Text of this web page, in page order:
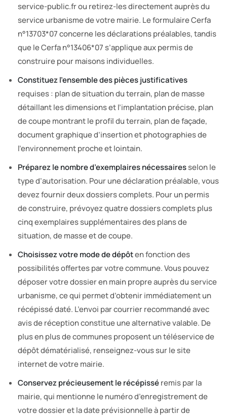
service-public.fr ou retirez-les directement auprès du
service urbanisme de votre mairie. Le formulaire Cerfa
n°13703*07 concerne les déclarations préalables, tandis
que le Cerfa n°13406*07 s’applique aux permis de
construire pour maisons individuelles.
Constituez l’ensemble des pièces justificatives
requises : plan de situation du terrain, plan de masse
détaillant les dimensions et l’implantation précise, plan
de coupe montrant le profil du terrain, plan de façade,
document graphique d’insertion et photographies de
l’environnement proche et lointain.
Préparez le nombre d’exemplaires nécessairesselon le
type d’autorisation. Pour une déclaration préalable, vous
devez fournir deux dossiers complets. Pour un permis
de construire, prévoyez quatre dossiers complets plus
cinq exemplaires supplémentaires des plans de
situation, de masse et de coupe.
Choisissez votre mode de dépôten fonction des
possibilités offertes par votre commune. Vous pouvez
déposer votre dossier en main propre auprès du service
urbanisme, ce qui permet d’obtenir immédiatement un
récépissé daté. L’envoi par courrier recommandé avec
avis de réception constitue une alternative valable. De
plus en plus de communes proposent un téléservice de
dépôt dématérialisé, renseignez-vous sur le site
internet de votre mairie.
Conservez précieusement le récépisséremis par la
mairie, qui mentionne le numéro d’enregistrement de
votre dossier et la date prévisionnelle à partir de